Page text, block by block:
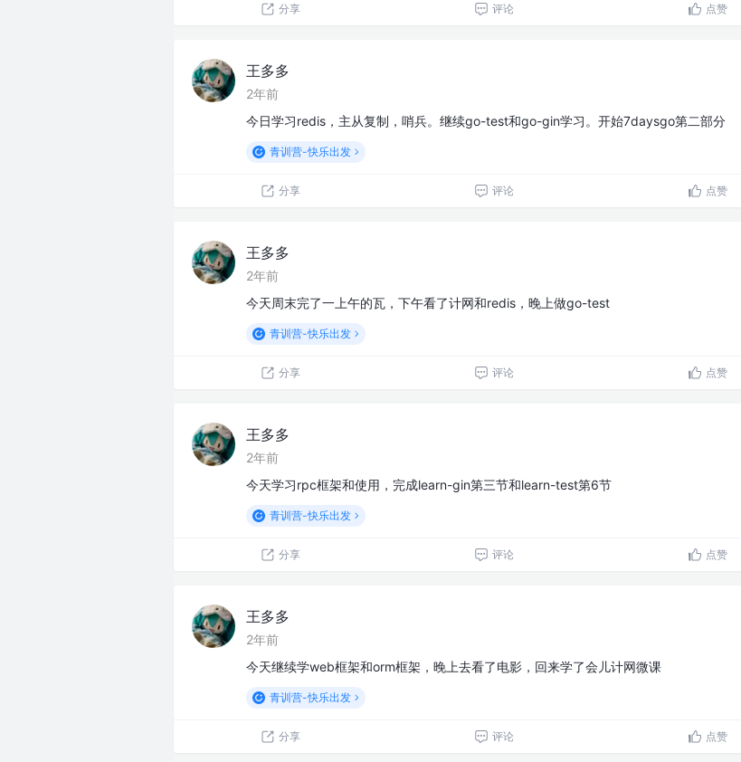
分享 评论 点赞
王多多
2年前
今日学习redis，主从复制，哨兵。继续go-test和go-gin学习。开始7daysgo第二部分
青训营-快乐出发
分享 评论 点赞
王多多
2年前
今天周末完了一上午的瓦，下午看了计网和redis，晚上做go-test
青训营-快乐出发
分享 评论 点赞
王多多
2年前
今天学习rpc框架和使用，完成learn-gin第三节和learn-test第6节
青训营-快乐出发
分享 评论 点赞
王多多
2年前
今天继续学web框架和orm框架，晚上去看了电影，回来学了会儿计网微课
青训营-快乐出发
分享 评论 点赞